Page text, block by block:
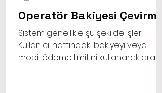
Operatör Bakiyesi Çevirme
Sistem genellikle şu şekilde işler:
Kullanıcı, hattındaki bakiyeyi veya
mobil ödeme limitini kullanarak aracı